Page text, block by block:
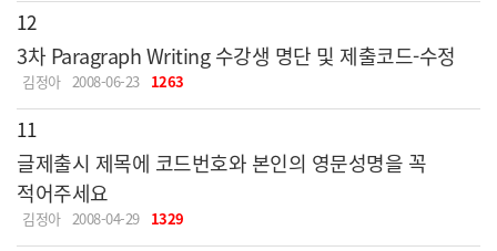
12
3차 Paragraph Writing 수강생 명단 및 제출코드-수정
김정아 2008-06-23 1263
11
글제출시 제목에 코드번호와 본인의 영문성명을 꼭
적어주세요
김정아 2008-04-29 1329